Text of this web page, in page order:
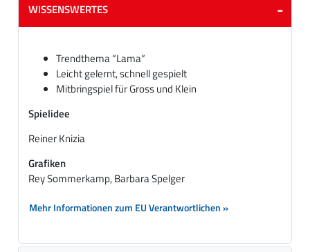
WISSENSWERTES
Trendthema “Lama“
Leicht gelernt, schnell gespielt
Mitbringspiel für Gross und Klein
Spielidee
Reiner Knizia
Grafiken
Rey Sommerkamp, Barbara Spelger
Mehr Informationen zum EU Verantwortlichen »